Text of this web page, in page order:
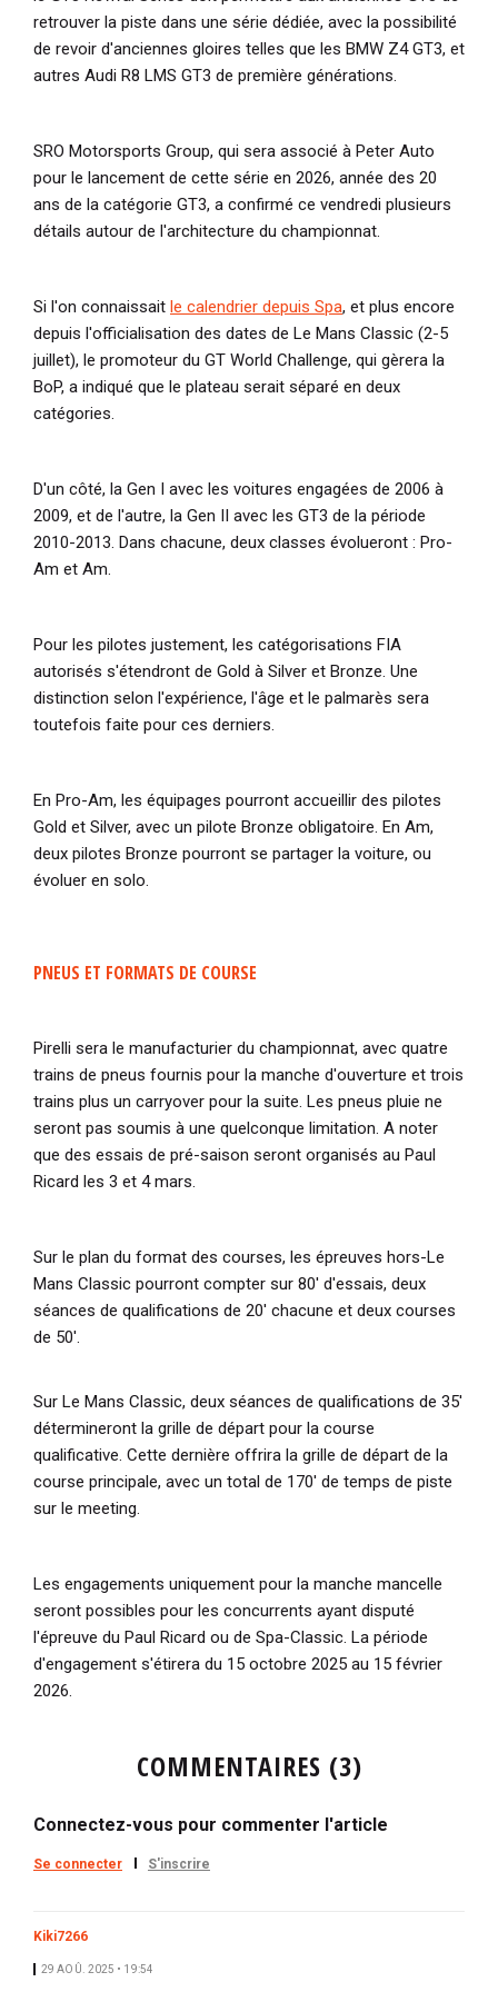
retrouver la piste dans une série dédiée, avec la possibilité
de revoir d'anciennes gloires telles que les BMW Z4 GT3, et
autres Audi R8 LMS GT3 de première générations.
SRO Motorsports Group, qui sera associé à Peter Auto
pour le lancement de cette série en 2026, année des 20
ans de la catégorie GT3, a confirmé ce vendredi plusieurs
détails autour de l'architecture du championnat.
Si l'on connaissait le calendrier depuis Spa, et plus encore
depuis l'officialisation des dates de Le Mans Classic (2-5
juillet), le promoteur du GT World Challenge, qui gèrera la
BoP, a indiqué que le plateau serait séparé en deux
catégories.
D'un côté, la Gen I avec les voitures engagées de 2006 à
2009, et de l'autre, la Gen II avec les GT3 de la période
2010-2013. Dans chacune, deux classes évolueront : Pro-
Am et Am.
Pour les pilotes justement, les catégorisations FIA
autorisés s'étendront de Gold à Silver et Bronze. Une
distinction selon l'expérience, l'âge et le palmarès sera
toutefois faite pour ces derniers.
En Pro-Am, les équipages pourront accueillir des pilotes
Gold et Silver, avec un pilote Bronze obligatoire. En Am,
deux pilotes Bronze pourront se partager la voiture, ou
évoluer en solo.
PNEUS ET FORMATS DE COURSE
Pirelli sera le manufacturier du championnat, avec quatre
trains de pneus fournis pour la manche d'ouverture et trois
trains plus un carryover pour la suite. Les pneus pluie ne
seront pas soumis à une quelconque limitation. A noter
que des essais de pré-saison seront organisés au Paul
Ricard les 3 et 4 mars.
Sur le plan du format des courses, les épreuves hors-Le
Mans Classic pourront compter sur 80' d'essais, deux
séances de qualifications de 20' chacune et deux courses
de 50'.
Sur Le Mans Classic, deux séances de qualifications de 35'
détermineront la grille de départ pour la course
qualificative. Cette dernière offrira la grille de départ de la
course principale, avec un total de 170' de temps de piste
sur le meeting.
Les engagements uniquement pour la manche mancelle
seront possibles pour les concurrents ayant disputé
l'épreuve du Paul Ricard ou de Spa-Classic. La période
d'engagement s'étirera du 15 octobre 2025 au 15 février
2026.
COMMENTAIRES (3)
Connectez-vous pour commenter l'article
Se connecter S'inscrire
Kiki7266
29 AOÛ. 2025 • 19:54